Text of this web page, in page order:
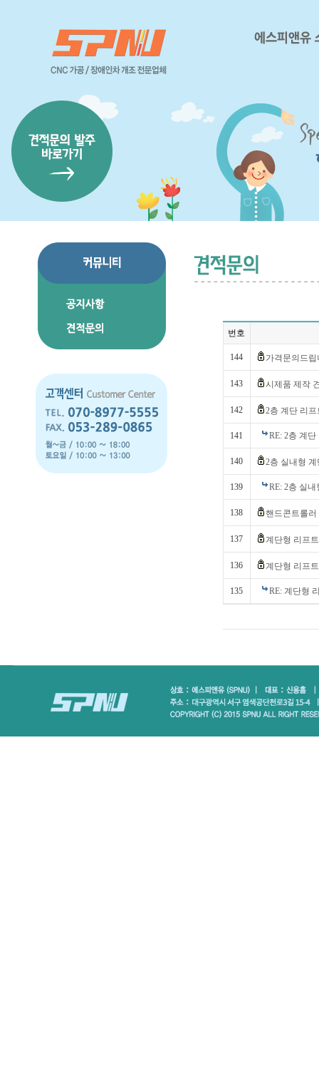
번호
144 가격문의드
143 시제품 제작
142 2층 계단 리
141 RE: 2층 계
140 2층 실내형
139 RE: 2층 실
138 핸드콘트롤
137 계단형 리프
136 계단형 리프트
135 RE: 계단형